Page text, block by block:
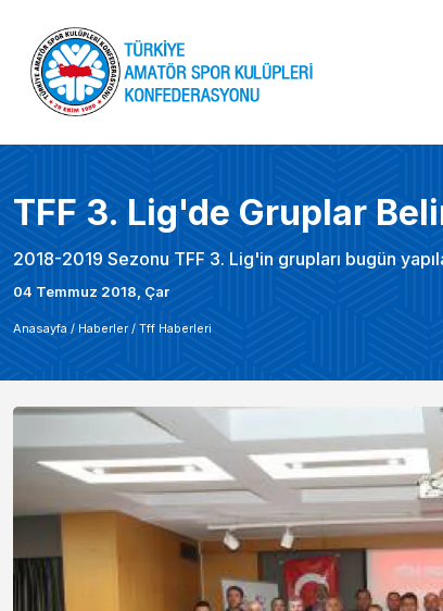
TFF 3. Lig'de Gruplar
2018-2019 Sezonu TFF 3. Lig'in grupları bugün
04 Temmuz 2018, Çar
Anasayfa / Haberler / Tff Haberleri